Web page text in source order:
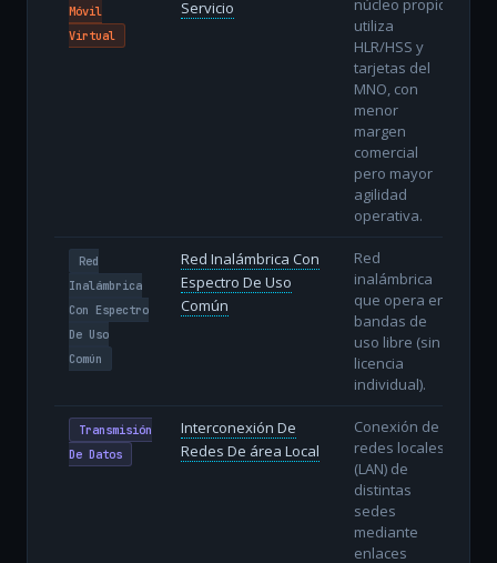
Móvil
Virtual
Servicio
núcleo propio:
utiliza
HLR/HSS y
tarjetas del
MNO, con
menor
margen
comercial
pero mayor
agilidad
operativa.
Red
Inalámbrica
Con Espectro
De Uso
Común
Red Inalámbrica Con
Espectro De Uso
Común
Red
inalámbrica
que opera en
bandas de
uso libre (sin
licencia
individual).
Transmisión
De Datos
Interconexión De
Redes De área Local
Conexión de
redes locales
(LAN) de
distintas
sedes
mediante
enlaces